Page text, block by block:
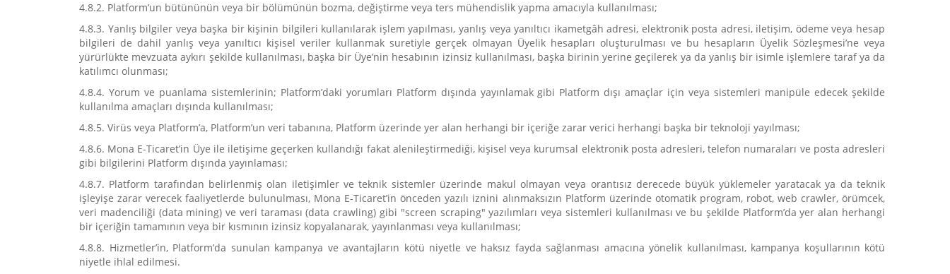
4.8.2. Platform’un bütününün veya bir bölümünün bozma, değiştirme veya ters mühendislik yapma amacıyla kullanılması;
4.8.3. Yanlış bilgiler veya başka bir kişinin bilgileri kullanılarak işlem yapılması, yanlış veya yanıltıcı ikametgâh adresi, elektronik posta adresi, iletişim, ödeme veya hesap
bilgileri de dahil yanlış veya yanıltıcı kişisel veriler kullanmak suretiyle gerçek olmayan Üyelik hesapları oluşturulması ve bu hesapların Üyelik Sözleşmesi’ne veya
yürürlükte mevzuata aykırı şekilde kullanılması, başka bir Üye’nin hesabının izinsiz kullanılması, başka birinin yerine geçilerek ya da yanlış bir isimle işlemlere taraf ya da
katılımcı olunması;
4.8.4. Yorum ve puanlama sistemlerinin; Platform’daki yorumları Platform dışında yayınlamak gibi Platform dışı amaçlar için veya sistemleri manipüle edecek şekilde
kullanılma amaçları dışında kullanılması;
4.8.5. Virüs veya Platform’a, Platform’un veri tabanına, Platform üzerinde yer alan herhangi bir içeriğe zarar verici herhangi başka bir teknoloji yayılması;
4.8.6. Mona E-Ticaret’in Üye ile iletişime geçerken kullandığı fakat alenileştirmediği, kişisel veya kurumsal elektronik posta adresleri, telefon numaraları ve posta adresleri
gibi bilgilerini Platform dışında yayınlaması;
4.8.7. Platform tarafından belirlenmiş olan iletişimler ve teknik sistemler üzerinde makul olmayan veya orantısız derecede büyük yüklemeler yaratacak ya da teknik
işleyişe zarar verecek faaliyetlerde bulunulması, Mona E-Ticaret’in önceden yazılı iznini alınmaksızın Platform üzerinde otomatik program, robot, web crawler, örümcek,
veri madenciliği (data mining) ve veri taraması (data crawling) gibi "screen scraping" yazılımları veya sistemleri kullanılması ve bu şekilde Platform’da yer alan herhangi
bir içeriğin tamamının veya bir kısmının izinsiz kopyalanarak, yayınlanması veya kullanılması;
4.8.8. Hizmetler’in, Platform’da sunulan kampanya ve avantajların kötü niyetle ve haksız fayda sağlanması amacına yönelik kullanılması, kampanya koşullarının kötü
niyetle ihlal edilmesi.